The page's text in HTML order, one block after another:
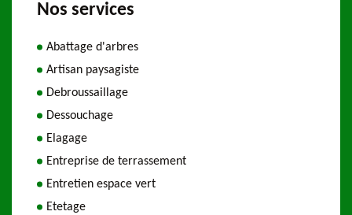
Nos services
Abattage d'arbres
Artisan paysagiste
Debroussaillage
Dessouchage
Elagage
Entreprise de terrassement
Entretien espace vert
Etetage